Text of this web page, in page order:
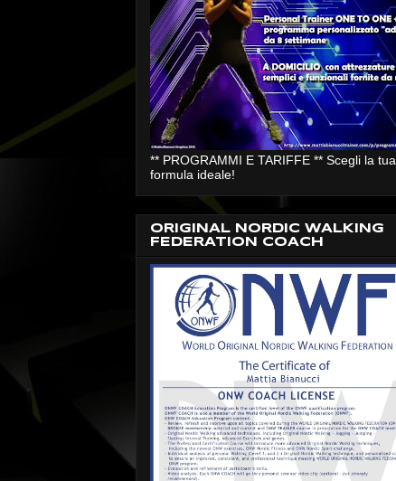
** PROGRAMMI E TARIFFE ** Scegli la tua
formula ideale!
ORIGINAL NORDIC WALKING
FEDERATION COACH